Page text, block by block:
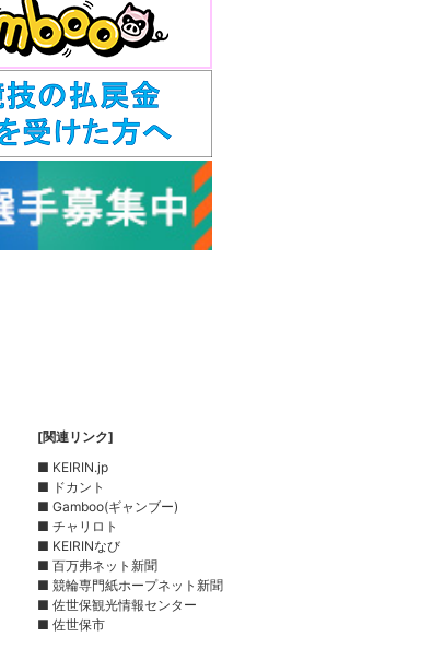
[関連リンク]
■ KEIRIN.jp
■ ドカント
■ Gamboo(ギャンブー)
■ チャリロト
■ KEIRINなび
■ 百万弗ネット新聞
■ 競輪専門紙ホープネット新聞
■ 佐世保観光情報センター
■ 佐世保市